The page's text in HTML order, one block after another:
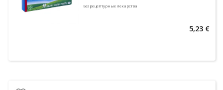
Безрецептурные лекарства
5,23 €